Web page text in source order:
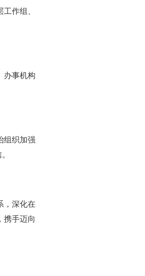
作组、
办事机构
组织加强
，深化在
携手迈向